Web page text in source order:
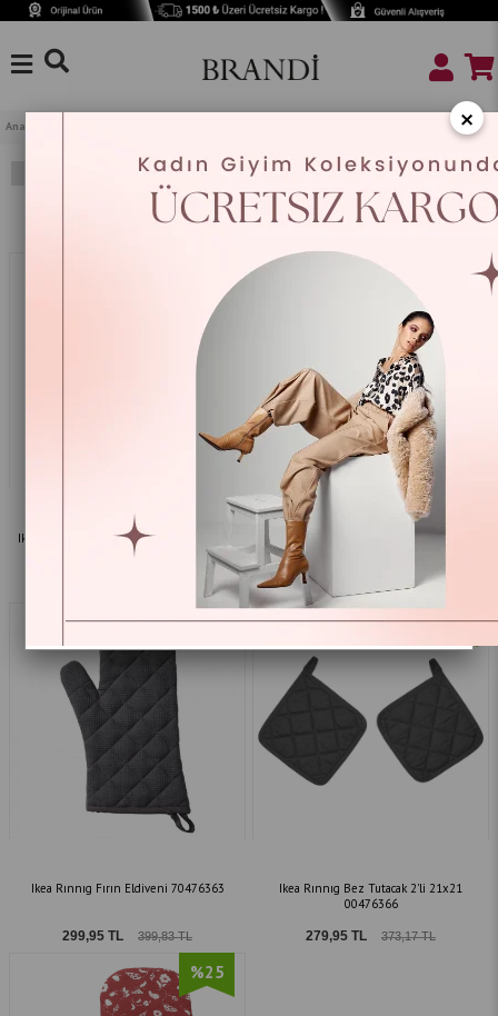
Anasayfa
Filtreleme Sıralama
Ikea Sandvıva Kumaş Fırın Eldiveni Füme
20471805
Ikea Hıldegun Fırın Eldiveni 00484050
239,95 TL 319,85 TL
Ikea Rınnıg Fırın Eldiveni 70476363
299,95 TL 399,83 TL
%25
Ikea Rınnıg Bez Tutacak 2'li 21x21
00476366
279,95 TL 373,17 TL
%25
%25
×